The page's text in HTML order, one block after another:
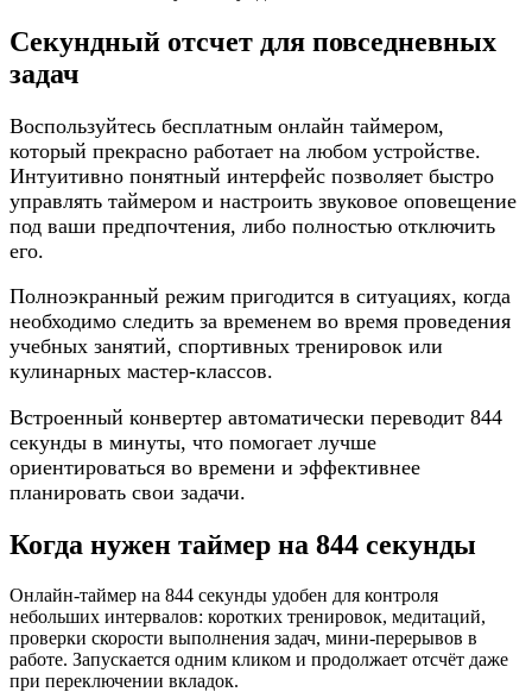
Секундный отсчет для повседневных
задач
Воспользуйтесь бесплатным онлайн таймером,
который прекрасно работает на любом устройстве.
Интуитивно понятный интерфейс позволяет быстро
управлять таймером и настроить звуковое оповещение
под ваши предпочтения, либо полностью отключить
его.
Полноэкранный режим пригодится в ситуациях, когда
необходимо следить за временем во время проведения
учебных занятий, спортивных тренировок или
кулинарных мастер-классов.
Встроенный конвертер автоматически переводит 844
секунды в минуты, что помогает лучше
ориентироваться во времени и эффективнее
планировать свои задачи.
Когда нужен таймер на 844 секунды
Онлайн-таймер на 844 секунды удобен для контроля
небольших интервалов: коротких тренировок, медитаций,
проверки скорости выполнения задач, мини-перерывов в
работе. Запускается одним кликом и продолжает отсчёт даже
при переключении вкладок.